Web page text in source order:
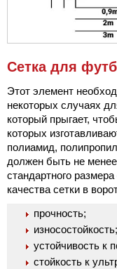
Сетка для
Этот элемент
некоторых случаях
который прыгает,
которых
полиамид,
должен быть не
стандартного
качества сетки в
прочность;
износостойкость;
устойчивость к
стойкость к